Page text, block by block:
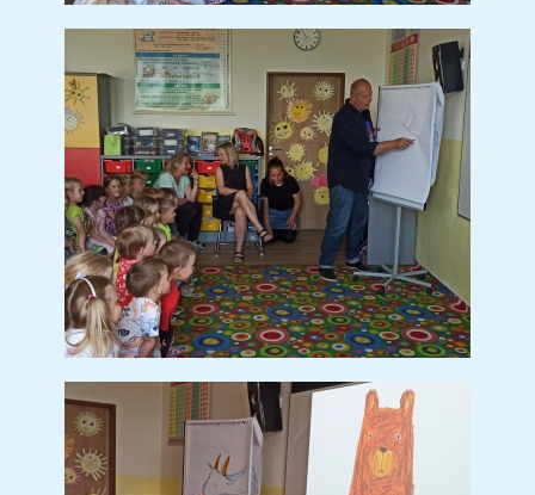
SETKÁNÍ SE STUDENTY Z
PROJEKTU ERASMUS